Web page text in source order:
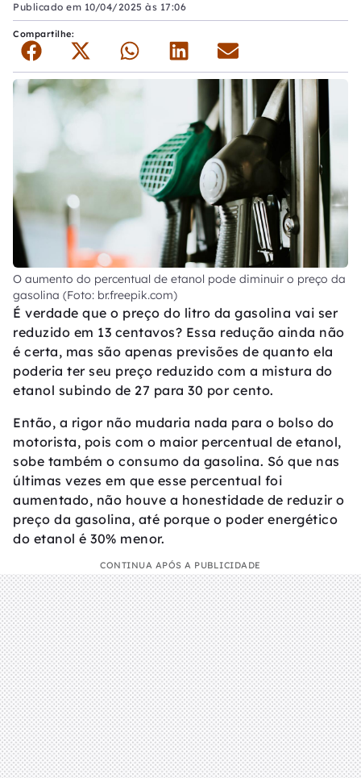
Publicado em 10/04/2025 às 17:06
Compartilhe:
O aumento do percentual de etanol pode diminuir o preço da
gasolina (Foto: br.freepik.com)
É verdade que o preço do litro da gasolina vai ser
reduzido em 13 centavos? Essa redução ainda não
é certa, mas são apenas previsões de quanto ela
poderia ter seu preço reduzido com a mistura do
etanol subindo de 27 para 30 por cento.
Então, a rigor não mudaria nada para o bolso do
motorista, pois com o maior percentual de etanol,
sobe também o consumo da gasolina. Só que nas
últimas vezes em que esse percentual foi
aumentado, não houve a honestidade de reduzir o
preço da gasolina, até porque o poder energético
do etanol é 30% menor.
CONTINUA APÓS A PUBLICIDADE